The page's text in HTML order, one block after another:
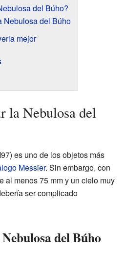
del Búho?
Nebulosa del Búho
mejor
la Nebulosa del
es uno de los objetos más
Messier. Sin embargo, con
al menos 75 mm y un cielo muy
ser complicado
del Búho